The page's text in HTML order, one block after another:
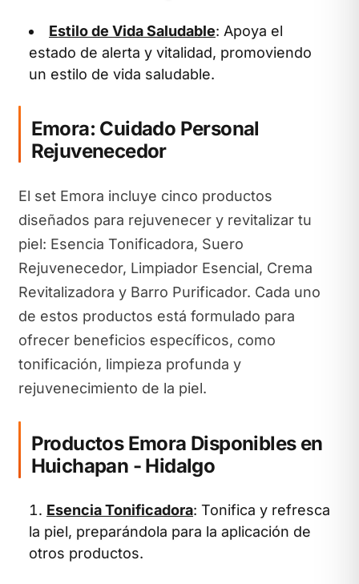
Estilo de Vida Saludable: Apoya el
estado de alerta y vitalidad, promoviendo
un estilo de vida saludable.
Emora: Cuidado Personal
Rejuvenecedor
El set Emora incluye cinco productos
diseñados para rejuvenecer y revitalizar tu
piel: Esencia Tonificadora, Suero
Rejuvenecedor, Limpiador Esencial, Crema
Revitalizadora y Barro Purificador. Cada uno
de estos productos está formulado para
ofrecer beneficios específicos, como
tonificación, limpieza profunda y
rejuvenecimiento de la piel.
Productos Emora Disponibles en
Huichapan - Hidalgo
Esencia Tonificadora: Tonifica y refresca
la piel, preparándola para la aplicación de
otros productos.